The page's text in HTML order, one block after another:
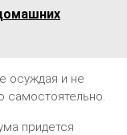
осуждая и не
самостоятельно.
придется